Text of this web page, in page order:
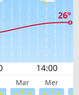
Mar Mer